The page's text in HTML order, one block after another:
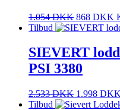
1.054DKK 868 DKK
Tilbud
SIEVERT
PSI 3380
2.533DKK 1.998 DKK
Tilbud